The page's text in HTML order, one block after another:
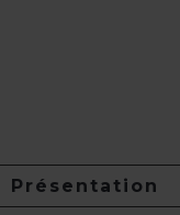
Présentation